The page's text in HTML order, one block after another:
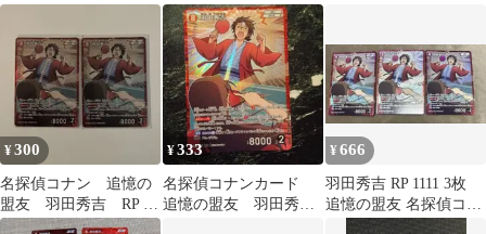
RP
RP
¥300
名探偵コナン 追憶の
盟友 羽田秀吉 RP 2
枚
¥333
名探偵コナンカード
追憶の盟友 羽田秀吉
¥666
羽田秀吉 RP 1111 3枚
追憶の盟友 名探偵コナ
ンカードゲーム